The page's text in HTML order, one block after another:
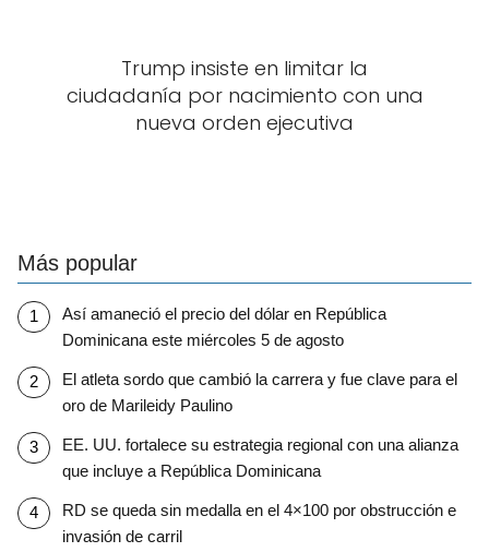
Trump insiste en limitar la
ciudadanía por nacimiento con una
nueva orden ejecutiva
Más popular
Así amaneció el precio del dólar en República
Dominicana este miércoles 5 de agosto
El atleta sordo que cambió la carrera y fue clave para el
oro de Marileidy Paulino
EE. UU. fortalece su estrategia regional con una alianza
que incluye a República Dominicana
RD se queda sin medalla en el 4×100 por obstrucción e
invasión de carril